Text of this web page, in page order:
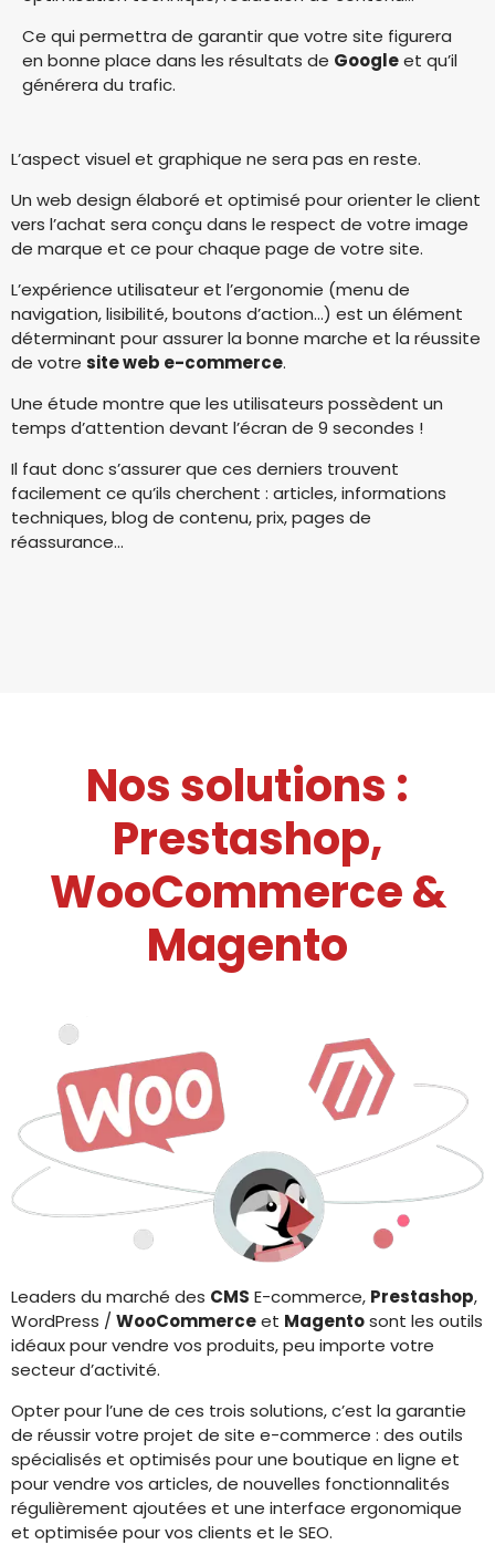
Ce qui permettra de garantir que votre site figurera
en bonne place dans les résultats de Googleet qu’il
générera du trafic.
L’aspect visuel et graphique ne sera pas en reste.
Un web design élaboré et optimisé pour orienter le client
vers l’achat sera conçu dans le respect de votre image
de marque et ce pour chaque page de votre site.
L’expérience utilisateur et l’ergonomie (menu de
navigation, lisibilité, boutons d’action…) est un élément
déterminant pour assurer la bonne marche et la réussite
de votre site web e-commerce.
Une étude montre que les utilisateurs possèdent un
temps d’attention devant l’écran de 9 secondes !
Il faut donc s’assurer que ces derniers trouvent
facilement ce qu’ils cherchent : articles, informations
techniques, blog de contenu, prix, pages de
réassurance…
Nos solutions :
Prestashop,
WooCommerce &
Magento
Leaders du marché des CMS E-commerce, Prestashop,
WordPress /WooCommerceet Magentosont les outils
idéaux pour vendre vos produits, peu importe votre
secteur d’activité.
Opter pour l’une de ces trois solutions, c’est la garantie
de réussir votre projet de site e-commerce : des outils
spécialisés et optimisés pour une boutique en ligne et
pour vendre vos articles, de nouvelles fonctionnalités
régulièrement ajoutées et une interface ergonomique
et optimisée pour vos clients et le SEO.